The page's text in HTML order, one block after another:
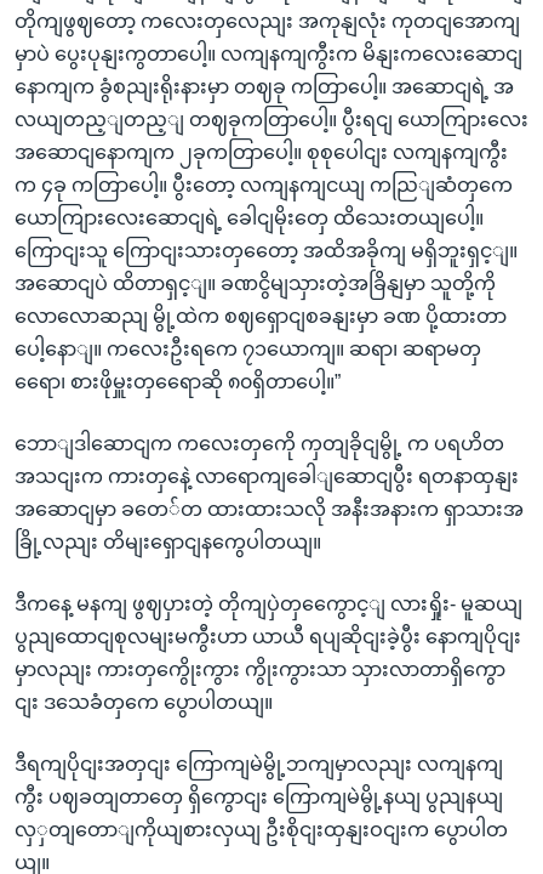
တိုကျဖွဈတော့ ကလေးတှလေညျး အကုနျလုံး ကုတငျအောကျ
မှာပဲ ပွေးပုနျးကွတာပေါ့။ လကျနကျကွီးက မိနျးကလေးဆောငျ
နောကျက ခွံစညျးရိုးနားမှာ တဈခု ကတြာပေါ့။ အဆောငျရဲ့ အ
လယျတည့ျတည့ျ တဈခုကတြာပေါ့။ ပွီးရငျ ယောကျြားလေး
အဆောငျနောကျက ၂ခုကတြာပေါ့။ စုစုပေါငျး လကျနကျကွီး
က ၄ခု ကတြာပေါ့။ ပွီးတော့ လကျနကျငယျ ကညြျဆံတှကေ
ယောကျြားလေးဆောငျရဲ့ ခေါငျမိုးတှေ ထိသေးတယျပေါ့။
ကြောငျးသူ ကြောငျးသားတှတေော့ အထိအခိုကျ မရှိဘူးရှင့ျ။
အဆောငျပဲ ထိတာရှင့ျ။ ခဏငွိမျသှားတဲ့အခြိနျမှာ သူတို့ကို
လောလောဆညျ မွို့ထဲက စဈရှောငျစခနျးမှာ ခဏ ပို့ထားတာ
ပေါ့နောျ။ ကလေးဦးရကေ ၇၁ယောကျ။ ဆရာ၊ ဆရာမတှ
ရေော၊ စားဖိုမှူးတှရေောဆို ၈၀ရှိတာပေါ့။”
ဘောျဒါဆောငျက ကလေးတှကေို ကှတျခိုငျမွို့ က ပရဟိတ
အသငျးက ကားတှနေဲ့ လာရောကျခေါျဆောငျပွီး ရတနာထှနျး
အဆောငျမှာ ခတေ်တ ထားထားသလို အနီးအနားက ရှာသားအ
ခြို့လညျး တိမျးရှောငျနကွေပါတယျ။
ဒီကနေ့ မနကျ ဖွဈပှားတဲ့ တိုကျပှဲတှကွေောင့ျ လားရှိုး- မူဆယျ
ပွညျထောငျစုလမျးမကွီးဟာ ယာယီ ရပျဆိုငျးခဲ့ပွီး နောကျပိုငျး
မှာလညျး ကားတှကွေိုးကွား ကွိုးကွားသာ သှားလာတာရှိကွော
ငျး ဒသေခံတှကေ ပွောပါတယျ။
ဒီရကျပိုငျးအတှငျး ကြောကျမဲမွို့ဘကျမှာလညျး လကျနကျ
ကွီး ပဈခတျတာတှေ ရှိကွောငျး ကြောကျမဲမွို့နယျ ပွညျနယျ
လှှတျတောျကိုယျစားလှယျ ဦးစိုငျးထှနျးဝငျးက ပွောပါတ
ယျ။